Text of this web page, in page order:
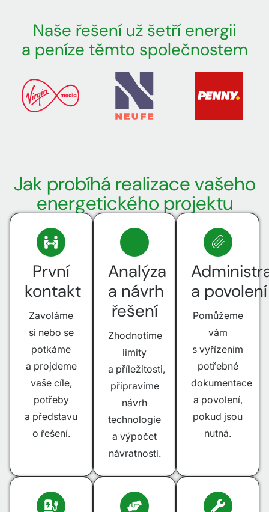
Naše řešení už šetří energii
a peníze těmto společnostem
Jak probíhá realizace vašeho
energetického projektu
První
kontakt
Zavoláme
si nebo se
potkáme
a projdeme
vaše cíle,
potřeby
a představu
o řešení.
Analýza
a návrh
řešení
Zhodnotíme
limity
a příležitosti,
připravíme
návrh
technologie
a výpočet
návratnosti.
a povolení
Pomůžeme
vám
s vyřízením
potřebné
dokumentace
a povolení,
pokud jsou
nutná.